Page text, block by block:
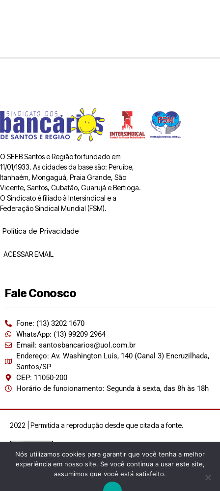
O SEEB Santos e Região foi fundado em
11/01/1933. As cidades da base são: Peruíbe,
Itanhaém, Mongaguá, Praia Grande, São
Vicente, Santos, Cubatão, Guarujá e Bertioga.
O Sindicato é filiado à Intersindical e a
Federação Sindical Mundial (FSM).
Política de Privacidade
ACESSAR EMAIL
Fale Conosco
Fone: (13) 3202 1670
WhatsApp: (13) 99209 2964
Email: santosbancarios@uol.com.br
Endereço: Av. Washington Luís, 140 (Canal 3) Encruzilhada,
Santos/SP
CEP: 11050-200
Horário de funcionamento: Segunda à sexta, das 8h às 18h
2022 | Permitida a reprodução desde que citada a fonte.
Nós utilizamos cookies para garantir que você tenha a melhor
experiência em nosso site. Se você continua a usar este site,
assumimos que você está satisfeito.